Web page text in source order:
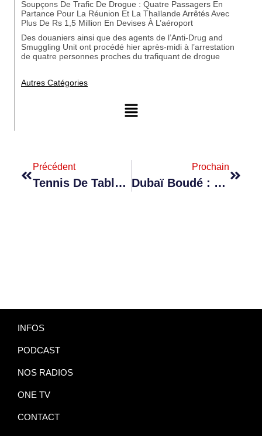
Soupçons De Trafic De Drogue : Quatre Passagers En
Partance Pour La Réunion Et La Thaïlande Arrêtés Avec
Plus De Rs 1,5 Million En Devises À L’aéroport
Des douaniers ainsi que des agents de l’Anti-Drug and
Smuggling Unit ont procédé hier après-midi à l’arrestation
de quatre personnes proches du trafiquant de drogue
Autres Catégories
Précédent
Tennis De Table : La MTTA Organise Le Tournoi De Division 6 À Beau-Bassin
Prochain
Dubaï Boudé : Rodrigues, La Réunion, Madagascar Et L’Afrique Du Sud Attirent Les Mauriciens
INFOS
PODCAST
NOS RADIOS
ONE TV
CONTACT